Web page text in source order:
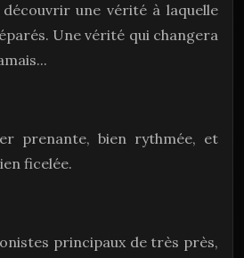
une vérité à laquelle
Une vérité qui changera
prenante, bien rythmée, et
ficelée.
principaux de très près,